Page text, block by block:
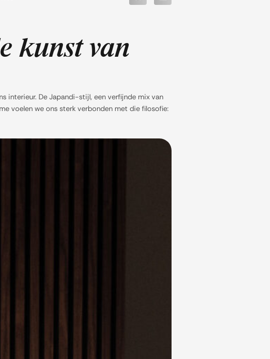
kunst van
interieur. De Japandi-stijl, een verfijnde mix van
voelen we ons sterk verbonden met die filosofie: